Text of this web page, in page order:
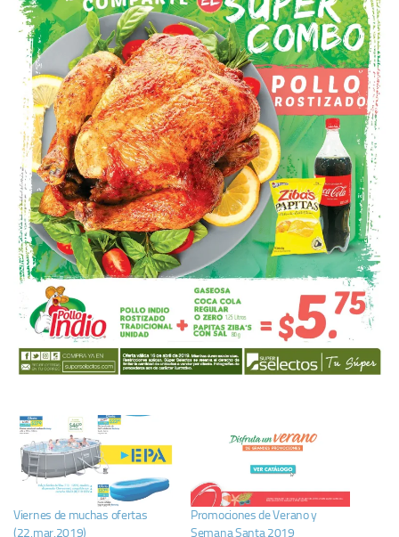
Viernes de muchas ofertas
(22.mar.2019)
Promociones de Verano y
Semana Santa 2019